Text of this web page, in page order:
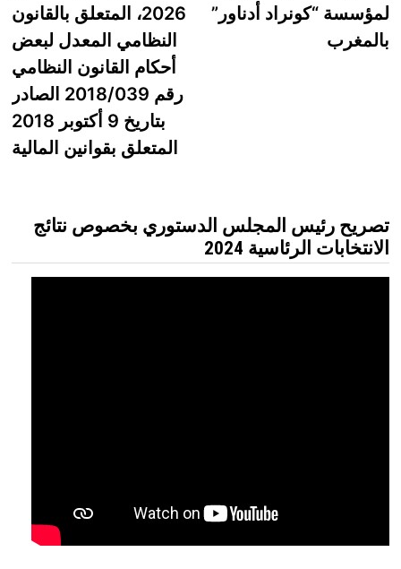
لمؤسسة “كونراد أدناور”
بالمغرب
2026، المتعلق بالقانون
النظامي المعدل لبعض
أحكام القانون النظامي
رقم 2018/039 الصادر
بتاريخ 9 أكتوبر 2018
المتعلق بقوانين المالية
تصريح رئيس المجلس الدستوري بخصوص نتائج
الانتخابات الرئاسية 2024